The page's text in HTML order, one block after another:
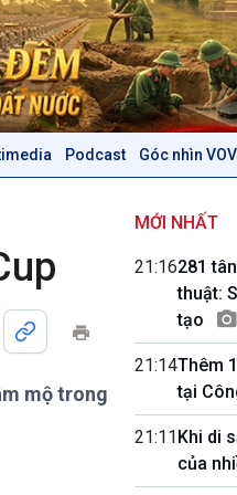
Podcast Góc nhìn
Dòng chảy Kinh tế
Khởi nghiệp
Tuyên chiến với gian lận
mộ trong
MỚI NHẤT
21:16281
thuật:
tạo
21:14Thêm
tại
21:11Khi di
của